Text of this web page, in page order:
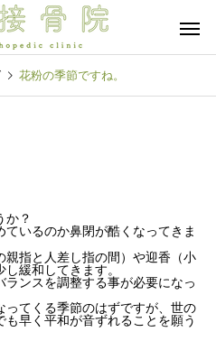
オプショ
な
院長ブログ
首肩腰は痛いけど体幹
が入らない…その正体
「混合タイプ」？脳と
花粉の季節ですね。
か？
いるのか鼻閉が酷くなってきま
指と人差し指の間）や迎香（小
緩和してきます。
ンスを調整する事が必要になっ
てくる季節のはずですが、世の
早く平和が音ずれることを願う